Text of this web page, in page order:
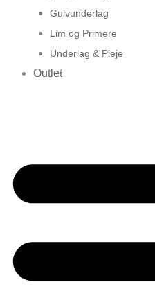
Gulvunderlag
Lim og Primere
Underlag & Pleje
Outlet